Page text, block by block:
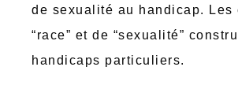
de sexualité au handicap. Les
“race” et de “sexualité”
handicaps particuliers.